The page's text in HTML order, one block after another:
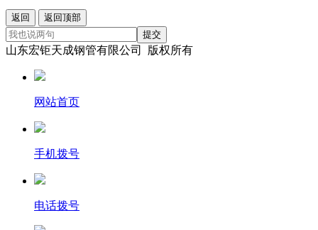
返回
返回顶部
提交
山东宏钜天成钢管有限公司 版权所有
网站首页
手机拨号
电话拨号